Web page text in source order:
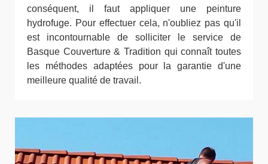
conséquent, il faut appliquer une peinture
hydrofuge. Pour effectuer cela, n'oubliez pas qu'il
est incontournable de solliciter le service de
Basque Couverture & Tradition qui connaît toutes
les méthodes adaptées pour la garantie d'une
meilleure qualité de travail.